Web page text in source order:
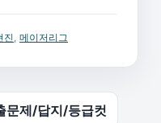
진, 메이저리그
문제/답지/등급컷